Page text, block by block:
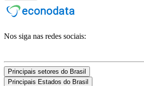
Nos siga nas redes sociais:
Principais setores do Brasil
Principais Estados do Brasil